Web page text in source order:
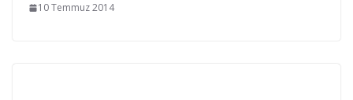
10 Temmuz 2014